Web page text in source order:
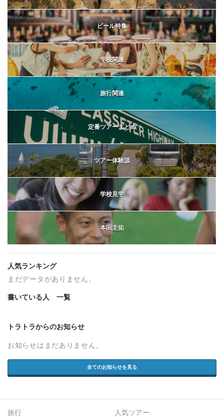
ビール特集
学校関連
旅行関連
定番ツアーまとめ
ツアー体験談
学校見学
本田圭佑
人気ランキング
まだデータがありません。
書いている人 一覧
トラトラからのお知らせ
お知らせはまだありません。
全てのお知らせを見る
旅行 人気ツアー